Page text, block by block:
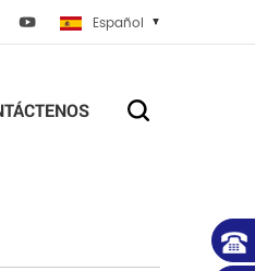
Español